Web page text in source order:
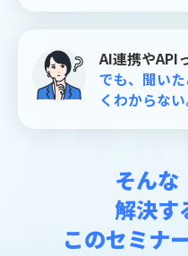
AI連携やAPI
でも、聞い
くわからない
そんな
解決す
このセミナ